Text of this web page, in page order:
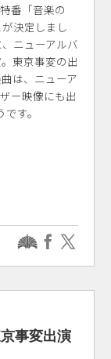
番「音楽の
決定しまし
ニューアルバ
東京事変の出
は、ニューア
ー映像にも出
す。
事変出演